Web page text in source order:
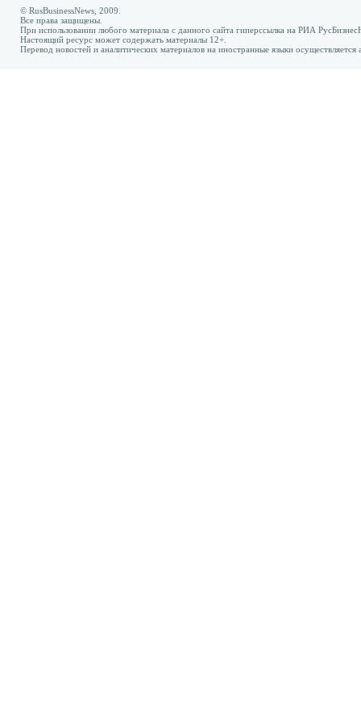
© RusBusinessNews, 2009.
Все права защищены.
При использовании любого материала с данного сайта гиперссылка на РИА
Настоящий ресурс может содержать материалы 12+.
Перевод новостей и аналитических материалов на иностранные языки осуществляется